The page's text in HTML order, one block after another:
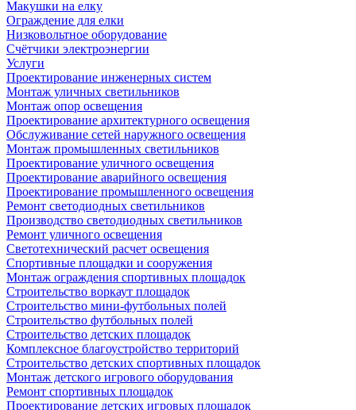
Макушки на елку
Ограждение для елки
Низковольтное оборудование
Счётчики электроэнергии
Услуги
Проектирование инженерных систем
Монтаж уличных светильников
Монтаж опор освещения
Проектирование архитектурного освещения
Обслуживание сетей наружного освещения
Монтаж промышленных светильников
Проектирование уличного освещения
Проектирование аварийного освещения
Проектирование промышленного освещения
Ремонт светодиодных светильников
Производство светодиодных светильников
Ремонт уличного освещения
Светотехнический расчет освещения
Спортивные площадки и сооружения
Монтаж ограждения спортивных площадок
Строительство воркаут площадок
Строительство мини-футбольных полей
Строительство футбольных полей
Строительство детских площадок
Комплексное благоустройство территорий
Строительство детских спортивных площадок
Монтаж детского игрового оборудования
Ремонт спортивных площадок
Проектирование детских игровых площадок